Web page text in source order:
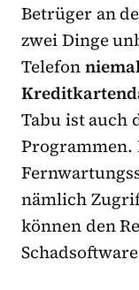
Betrüger an
zwei Dinge
Telefon
Tabu ist auch
nämlich
können den